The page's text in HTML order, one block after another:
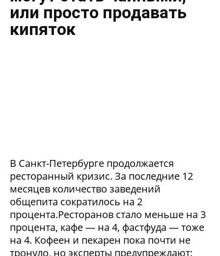
или просто продавать
кипяток
В Санкт-Петербурге продолжается
ресторанный кризис. За последние 12
месяцев количество заведений
общепита сократилось на 2
процента.Ресторанов стало меньше на 3
процента, кафе — на 4, фастфуда — тоже
на 4. Кофеен и пекарен пока почти не
тронуло, но эксперты предупреждают: